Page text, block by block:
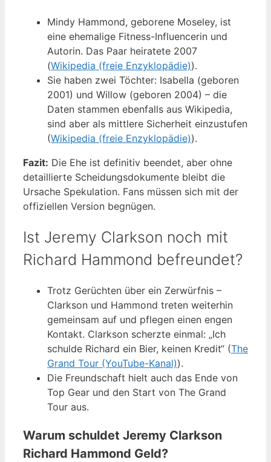
Mindy Hammond, geborene Moseley, ist
eine ehemalige Fitness-Influencerin und
Autorin. Das Paar heiratete 2007
(Wikipedia (freie Enzyklopädie)).
Sie haben zwei Töchter: Isabella (geboren
2001) und Willow (geboren 2004) – die
Daten stammen ebenfalls aus Wikipedia,
sind aber als mittlere Sicherheit einzustufen
(Wikipedia (freie Enzyklopädie)).
Fazit: Die Ehe ist definitiv beendet, aber ohne
detaillierte Scheidungsdokumente bleibt die
Ursache Spekulation. Fans müssen sich mit der
offiziellen Version begnügen.
Ist Jeremy Clarkson noch mit
Richard Hammond befreundet?
Trotz Gerüchten über ein Zerwürfnis –
Clarkson und Hammond treten weiterhin
gemeinsam auf und pflegen einen engen
Kontakt. Clarkson scherzte einmal: „Ich
schulde Richard ein Bier, keinen Kredit“ (The
Grand Tour (YouTube-Kanal)).
Die Freundschaft hielt auch das Ende von
Top Gear und den Start von The Grand
Tour aus.
Warum schuldet Jeremy Clarkson
Richard Hammond Geld?